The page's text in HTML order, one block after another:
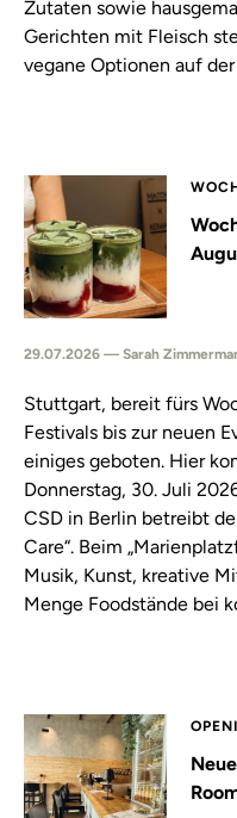
Zutaten sowie
Gerichten mit Fleisch
vegane Optionen auf
29.07.2026 — Sarah
Stuttgart, bereit fürs
Festivals bis zur neuen
einiges geboten. Hier
Donnerstag, 30. Juli
CSD in Berlin betreibt
Care“. Beim
Musik, Kunst, kreative
Menge Foodstände bei